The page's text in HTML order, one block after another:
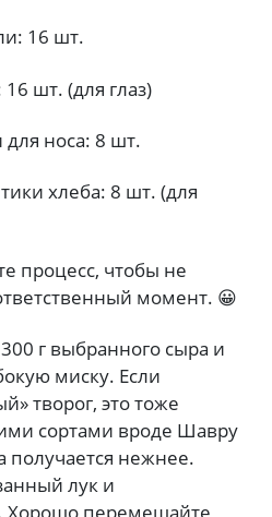
16 шт.
шт. (для глаз)
носа: 8 шт.
хлеба: 8 шт. (для
процесс, чтобы не
момент. 😀
г выбранного сыра и
миску. Если
творог, это тоже
сортами вроде Шавру
получается нежнее.
лук и
Хорошо перемешайте